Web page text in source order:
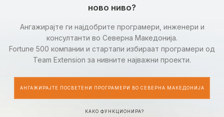
ново ниво?
Ангажирајте ги најдобрите програмери, инженери и
консултанти во Северна Македонија.
Fortune 500 компании и стартапи избираат програмери од
Team Extension за нивните најважни проекти.
АНГАЖИРАЈТЕ ПОСВЕТЕНИ ПРОГРАМЕРИ ВО СЕВЕРНА МАКЕДОНИЈА
КАКО ФУНКЦИОНИРА?